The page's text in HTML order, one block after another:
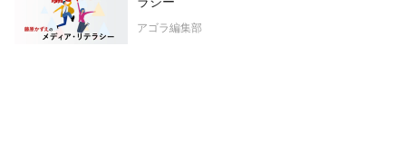
アゴラ編集部